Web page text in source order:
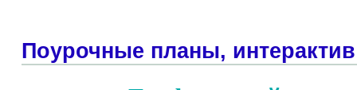
Поурочные планы, интерактив